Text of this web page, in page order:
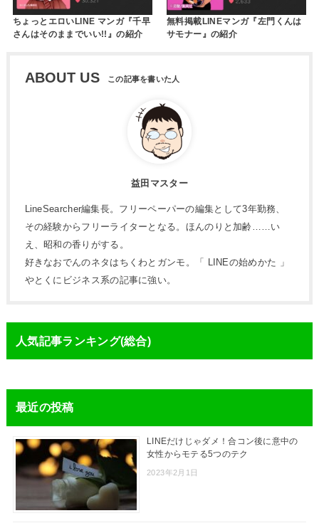
ちょっとエロいLINE マンガ『千早
さんはそのままでいい!!』の紹介
無料掲載LINEマンガ『左門くんは
サモナー』の紹介
ABOUT US
益田マスター
LineSearcher編集長。フリーペーパーの編集として3年勤務、
その経験からフリーライターとなる。ほんのりと加齢……い
え、昭和の香りがする。
好きなおでんのネタはちくわとガンモ。「 LINEの始めかた 」
やとくにビジネス系の記事に強い。
人気記事ランキング(総合)
最近の投稿
LINEだけじゃダメ！合コン後に意中の
女性からモテる5つのテク
2023年2月1日